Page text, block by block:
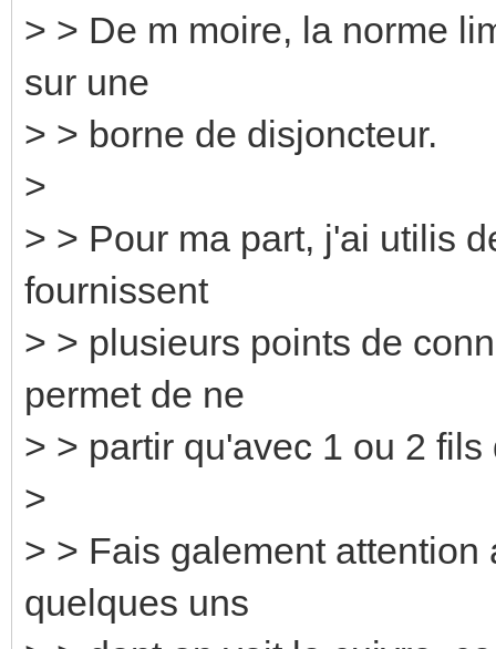
> > De m moire, la norme
sur une
> > borne de disjoncteur.
>
> > Pour ma part, j'ai utilis
fournissent
> > plusieurs points de
permet de ne
> > partir qu'avec 1 ou 2
>
> > Fais galement
quelques uns